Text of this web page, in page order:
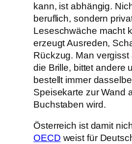
kann, ist abhängig.
beruflich, sondern
Leseschwäche macht
erzeugt Ausreden,
Rückzug. Man vergisst
die Brille, bittet andere
bestellt immer
Speisekarte zur Wand
Buchstaben wird.
Österreich ist damit
OECD weist für